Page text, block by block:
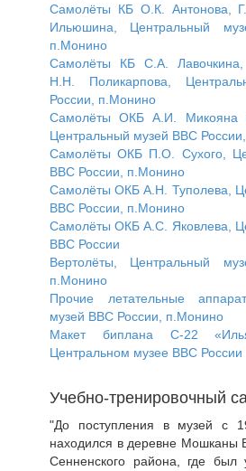
Самолёты КБ О.К. Антонова,
Ильюшина, Центральный
п.Монино
Самолёты КБ С.А.
Н.Н. Поликарпова,
России, п.Монино
Самолёты ОКБ А.И. Микояна
Центральный музей ВВС
Самолёты ОКБ П.О. Сухого,
ВВС России, п.Монино
Самолёты ОКБ А.Н. Туполева,
ВВС России, п.Монино
Самолёты ОКБ А.С. Яковлева,
ВВС России
Вертолёты, Центральный
п.Монино
Прочие летательные
музей ВВС России, п.Монино
Макет биплана С-22
Центральном музее ВВС России
Учебно-тренировочный
"До поступления в музей с
находился в деревне Мошканы
Сенненского района, где был